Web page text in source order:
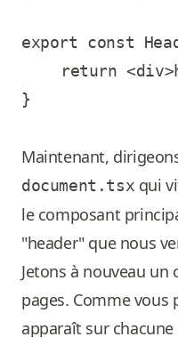
export const
}
Maintenant,
document.tsx qui
le composant
"header" que nous
Jetons à nouveau
pages. Comme vous
apparaît sur